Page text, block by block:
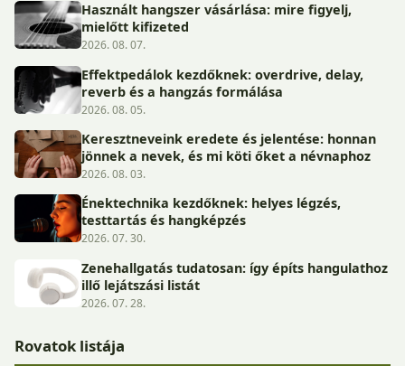
Használt hangszer vásárlása: mire figyelj,
mielőtt kifizeted
2026. 08. 07.
Effektpedálok kezdőknek: overdrive, delay,
reverb és a hangzás formálása
2026. 08. 05.
Keresztneveink eredete és jelentése: honnan
jönnek a nevek, és mi köti őket a névnaphoz
2026. 08. 03.
Énektechnika kezdőknek: helyes légzés,
testtartás és hangképzés
2026. 07. 30.
Zenehallgatás tudatosan: így építs hangulathoz
illő lejátszási listát
2026. 07. 28.
Rovatok listája